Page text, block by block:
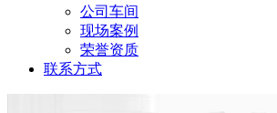
公司车间
现场案例
荣誉资质
联系方式